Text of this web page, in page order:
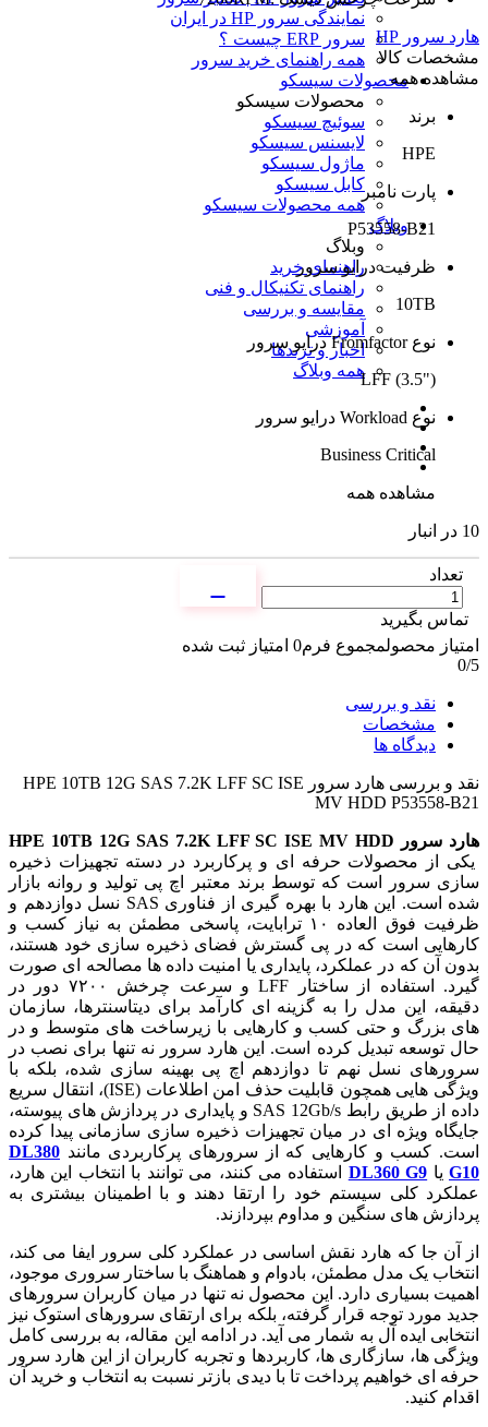
نمایندگی سرور HP در ایران
سرور ERP چیست ؟
همه راهنمای خرید سرور
محصولات سیسکو
محصولات سیسکو
سوئیچ سیسکو
لایسنس سیسکو
ماژول سیسکو
کابل سیسکو
همه محصولات سیسکو
وبلاگ
وبلاگ
راهنمای خرید
راهنمای تکنیکال و فنی
مقایسه و بررسی
آموزشی
اخبار و ترندها
همه وبلاگ
هارد سرور HP
مشخصات کالا
مشاهده همه
برند
HPE
پارت نامبر
P53558-B21
ظرفیت درایو سرور
10TB
نوع Fromfactor درایو سرور
LFF (3.5")
نوع Workload درایو سرور
Business Critical
مشاهده همه
10 در انبار
تعداد
تماس بگیرید
امتیاز محصولمجموع فرم0 امتیاز ثبت شده
0/5
نقد و بررسی
مشخصات
دیدگاه ها
نقد و بررسی
هارد سرور HPE 10TB 12G SAS 7.2K LFF SC ISE
MV HDD P53558-B21
هارد سرور HPE 10TB 12G SAS 7.2K LFF SC ISE MV HDD
یکی از محصولات حرفه ای و پرکاربرد در دسته تجهیزات ذخیره
سازی سرور است که توسط برند معتبر اچ پی تولید و روانه بازار
شده است. این هارد با بهره گیری از فناوری SAS نسل دوازدهم و
ظرفیت فوق العاده ۱۰ ترابایت، پاسخی مطمئن به نیاز کسب و
کارهایی است که در پی گسترش فضای ذخیره سازی خود هستند،
بدون آن که در عملکرد، پایداری یا امنیت داده ها مصالحه ای صورت
گیرد. استفاده از ساختار LFF و سرعت چرخش ۷۲۰۰ دور در
دقیقه، این مدل را به گزینه ای کارآمد برای دیتاسنترها، سازمان
های بزرگ و حتی کسب و کارهایی با زیرساخت های متوسط و در
حال توسعه تبدیل کرده است. این هارد سرور نه تنها برای نصب در
سرورهای نسل نهم تا دوازدهم اچ پی بهینه سازی شده، بلکه با
ویژگی هایی همچون قابلیت حذف امن اطلاعات (ISE)، انتقال سریع
داده از طریق رابط SAS 12Gb/s و پایداری در پردازش های پیوسته،
جایگاه ویژه ای در میان تجهیزات ذخیره سازی سازمانی پیدا کرده
است. کسب و کارهایی که از سرورهای پرکاربردی مانند DL380
G10یا DL360 G9 استفاده می کنند، می توانند با انتخاب این هارد،
عملکرد کلی سیستم خود را ارتقا دهند و با اطمینان بیشتری به
پردازش های سنگین و مداوم بپردازند.
از آن جا که هارد نقش اساسی در عملکرد کلی سرور ایفا می کند،
انتخاب یک مدل مطمئن، بادوام و هماهنگ با ساختار سروری موجود،
اهمیت بسیاری دارد. این محصول نه تنها در میان کاربران سرورهای
جدید مورد توجه قرار گرفته، بلکه برای ارتقای سرورهای استوک نیز
انتخابی ایده آل به شمار می آید. در ادامه این مقاله، به بررسی کامل
ویژگی ها، سازگاری ها، کاربردها و تجربه کاربران از این هارد سرور
حرفه ای خواهیم پرداخت تا با دیدی بازتر نسبت به انتخاب و خرید آن
اقدام کنید.